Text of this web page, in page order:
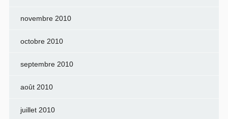
novembre 2010
octobre 2010
septembre 2010
août 2010
juillet 2010